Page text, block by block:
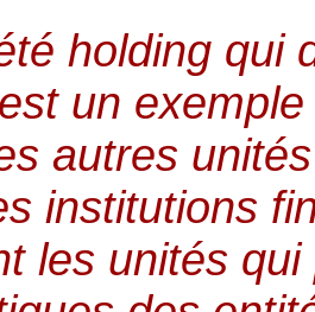
holding qui
un
autres
institutions
les unités